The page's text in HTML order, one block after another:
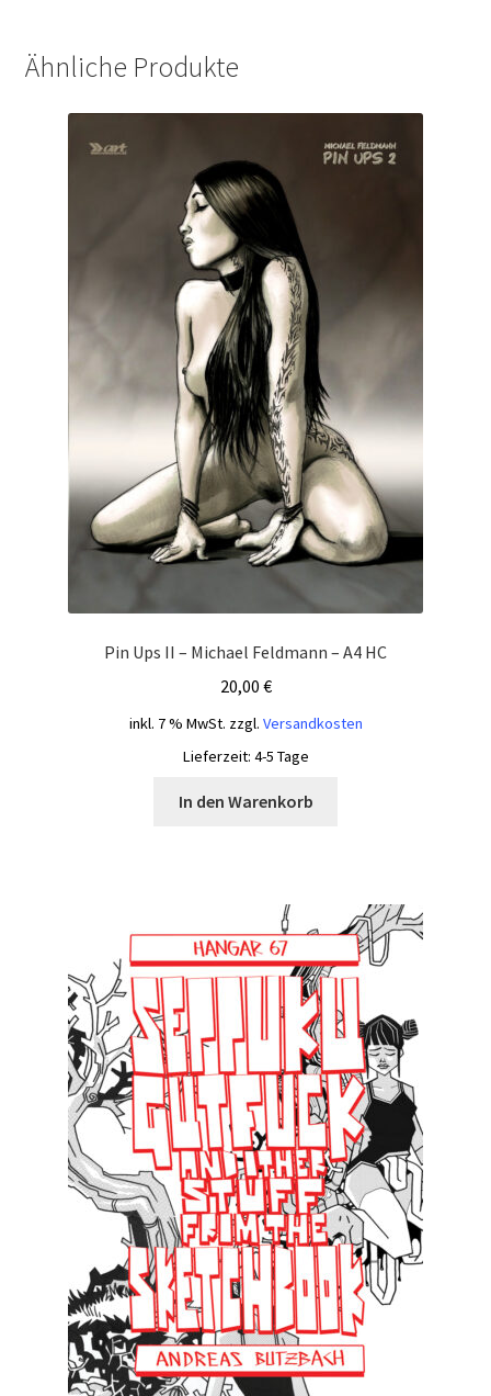
Ähnliche Produkte
Pin Ups II – Michael Feldmann – A4 HC
20,00 €
inkl. 7 % MwSt. zzgl. Versandkosten
Lieferzeit: 4-5 Tage
In den Warenkorb